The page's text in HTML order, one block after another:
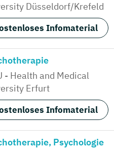
Düsseldorf/Krefeld
Infomaterial
- Health and Medical
Erfurt
Infomaterial
Psychologie